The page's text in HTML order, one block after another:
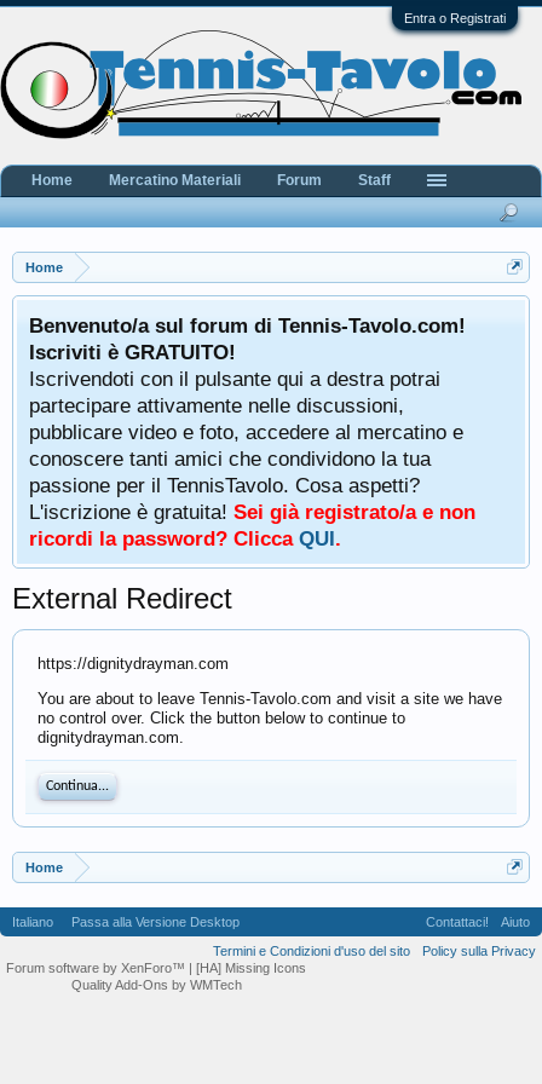
Entra o Registrati
Home
Benvenuto/a sul forum di Tennis-Tavolo.com!
Iscriviti è GRATUITO!
Iscrivendoti con il pulsante qui a destra potrai
partecipare attivamente nelle discussioni,
pubblicare video e foto, accedere al mercatino e
conoscere tanti amici che condividono la tua
passione per il TennisTavolo. Cosa aspetti?
L'iscrizione è gratuita! Sei già registrato/a e non
ricordi la password? Clicca QUI.
External Redirect
https://dignitydrayman.com
You are about to leave Tennis-Tavolo.com and visit a site we have
no control over. Click the button below to continue to
dignitydrayman.com.
Continua...
Home
Home Mercatino Materiali Forum Staff
Italiano Passa alla Versione Desktop Contattaci!
Aiuto
Termini e Condizioni d'uso del sito
Policy sulla Privacy
Forum software by XenForo™ | [HA] Missing Icons
Quality Add-Ons by WMTech